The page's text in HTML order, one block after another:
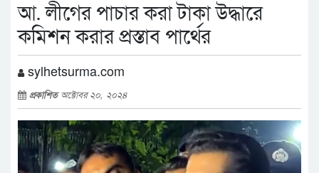
আ. লীগের পাচার করা টাকা উদ্ধারে
কমিশন করার প্রস্তাব পার্থের
sylhetsurma.com
প্রকাশিতঅক্টোবর ২০, ২০২৪